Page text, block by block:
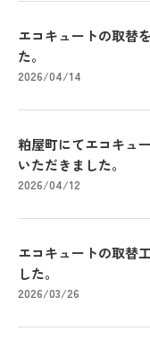
エコキュートの取替
た。
2026/04/14
粕屋町にてエコキュ
いただきました。
2026/04/12
エコキュートの取替
した。
2026/03/26